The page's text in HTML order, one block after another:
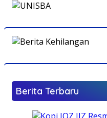
Berita Terbaru